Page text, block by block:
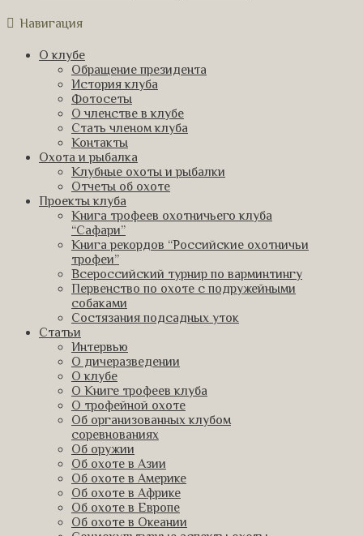
Навигация
О клубе
Обращение президента
История клуба
Фотосеты
О членстве в клубе
Стать членом клуба
Контакты
Охота и рыбалка
Клубные охоты и рыбалки
Отчеты об охоте
Проекты клуба
Книга трофеев охотничьего клуба
“Сафари”
Книга рекордов “Российские охотничьи
трофеи”
Всероссийский турнир по варминтингу
Первенство по охоте с подружейными
собаками
Состязания подсадных уток
Статьи
Интервью
О дичеразведении
О клубе
О Книге трофеев клуба
О трофейной охоте
Об организованных клубом
соревнованиях
Об оружии
Об охоте в Азии
Об охоте в Америке
Об охоте в Африке
Об охоте в Европе
Об охоте в Океании